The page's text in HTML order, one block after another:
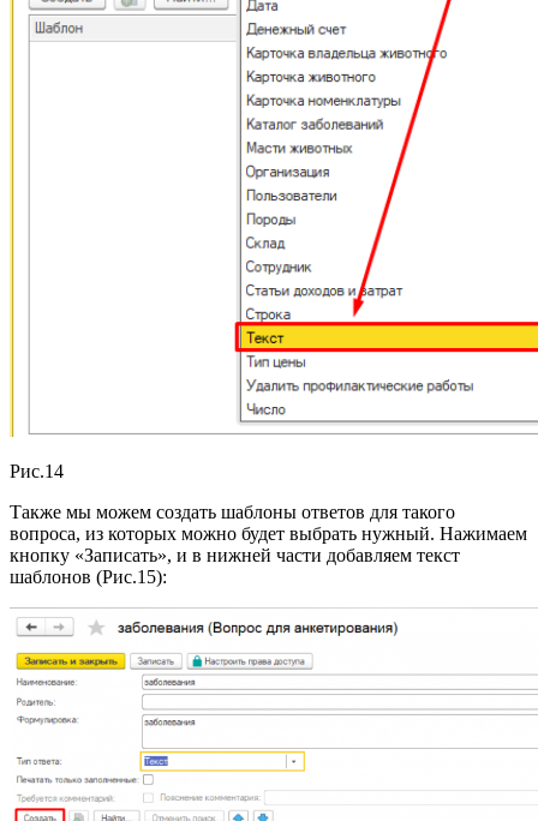
Рис.14
Также мы можем создать шаблоны ответов для такого
вопроса, из которых можно будет выбрать нужный. Нажимаем
кнопку «Записать», и в нижней части добавляем текст
шаблонов (Рис.15):